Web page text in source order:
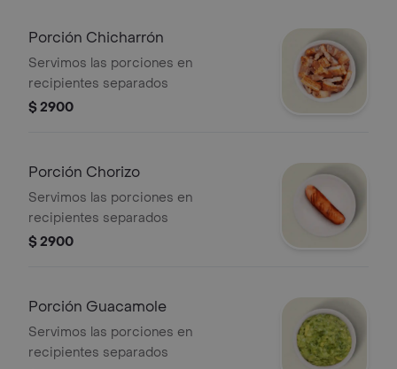
Porción Chicharrón
Servimos las porciones en
recipientes separados
$ 2900
Porción Chorizo
Servimos las porciones en
recipientes separados
$ 2900
Porción Guacamole
Servimos las porciones en
recipientes separados